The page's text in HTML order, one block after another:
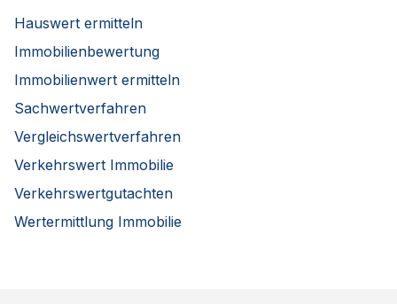
Hauswert ermitteln
Immobilienbewertung
Immobilienwert ermitteln
Sachwertverfahren
Vergleichswertverfahren
Verkehrswert Immobilie
Verkehrswertgutachten
Wertermittlung Immobilie